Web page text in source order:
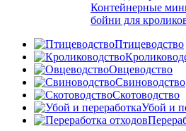
Контейнерные
бойни для
Птицеводство
Овцеводство
Свиноводство
Скотоводство
Убой и